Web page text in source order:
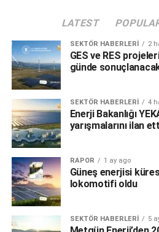
LATEST
SEKTÖR HABERLERI 2
GES ve RES
günde
SEKTÖR HABERLERI 4
Enerji Bakanlığı
yarışmalarını ilan
RAPOR 1 ay ago
Güneş enerjisi
lokomotifi oldu
SEKTÖR HABERLERI 5